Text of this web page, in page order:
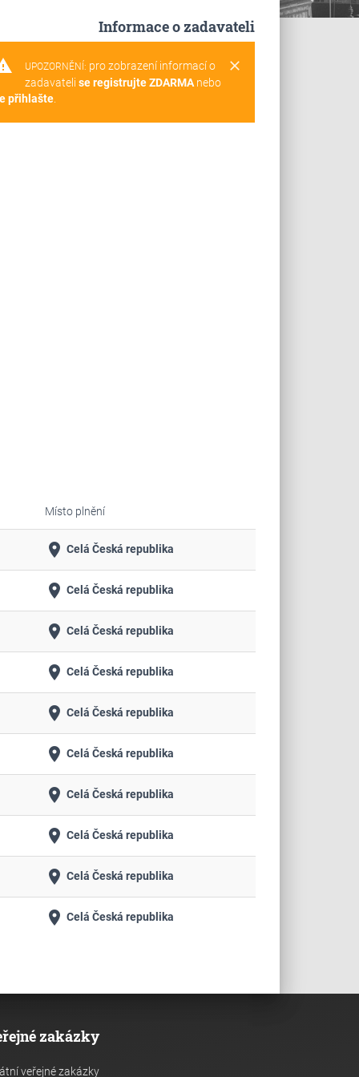
Informace o zadavateli
clear
UPOZORNĚNÍ: pro zobrazení informací o
zadavateli se registrujte ZDARMAnebo
přihlašte.
Místo plnění
place Celá Česká republika
place Celá Česká republika
place Celá Česká republika
place Celá Česká republika
place Celá Česká republika
place Celá Česká republika
place Celá Česká republika
place Celá Česká republika
place Celá Česká republika
place Celá Česká republika
zakázky
veřejné zakázky